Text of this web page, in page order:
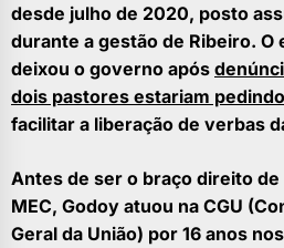
desde julho de 2020, posto
durante a gestão de Ribeiro. O
deixou o governo após
dois pastores estariam
facilitar a liberação de verbas
Antes de ser o braço direito de
MEC, Godoy atuou na CGU
Geral da União) por 16 anos